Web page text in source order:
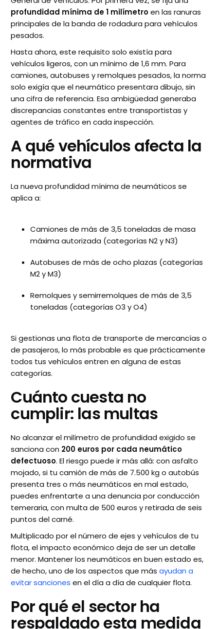
profundidad mínima de 1 milímetroen las ranuras
principales de la banda de rodadura para vehículos
pesados.
Hasta ahora, este requisito solo existía para
vehículos ligeros, con un mínimo de 1,6 mm. Para
camiones, autobuses y remolques pesados, la norma
solo exigía que el neumático presentara dibujo, sin
una cifra de referencia. Esa ambigüedad generaba
discrepancias constantes entre transportistas y
agentes de tráfico en cada inspección.
A qué vehículos afecta la
normativa
La nueva profundidad mínima de neumáticos se
aplica a:
Camiones de más de 3,5 toneladas de masa
máxima autorizada (categorías N2 y N3)
Autobuses de más de ocho plazas (categorías
M2 y M3)
Remolques y semirremolques de más de 3,5
toneladas (categorías O3 y O4)
Si gestionas una flota de transporte de mercancías o
de pasajeros, lo más probable es que prácticamente
todos tus vehículos entren en alguna de estas
categorías.
Cuánto cuesta no
cumplir: las multas
No alcanzar el milímetro de profundidad exigido se
sanciona con 200 euros por cada neumático
defectuoso. El riesgo puede ir más allá: con asfalto
mojado, si tu camión de más de 7.500 kg o autobús
presenta tres o más neumáticos en mal estado,
puedes enfrentarte a una denuncia por conducción
temeraria, con multa de 500 euros y retirada de seis
puntos del carné.
Multiplicado por el número de ejes y vehículos de tu
flota, el impacto económico deja de ser un detalle
menor. Mantener los neumáticos en buen estado es,
de hecho, uno de los aspectos que másayudan a
evitar sanciones en el día a día de cualquier flota.
Por qué el sector ha
respaldado esta medida